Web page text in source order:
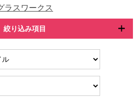
ラスワークス
絞り込み項目